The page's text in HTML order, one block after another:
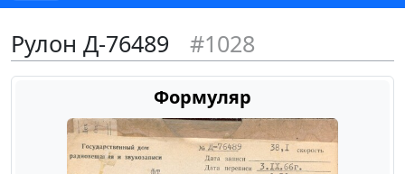
Рулон Д-76489 #1028
Формуляр